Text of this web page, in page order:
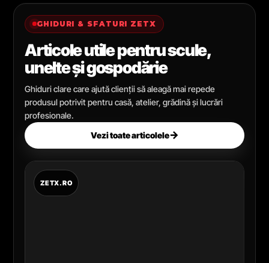
GHIDURI & SFATURI ZETX
Articole utile pentru scule,
unelte și gospodărie
Ghiduri clare care ajută clienții să aleagă mai repede
produsul potrivit pentru casă, atelier, grădină și lucrări
profesionale.
Vezi toate articolele→